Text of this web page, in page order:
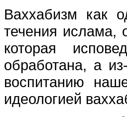
Ваххабизм как
течения ислама,
которая
обработана, а
воспитанию
идеологией